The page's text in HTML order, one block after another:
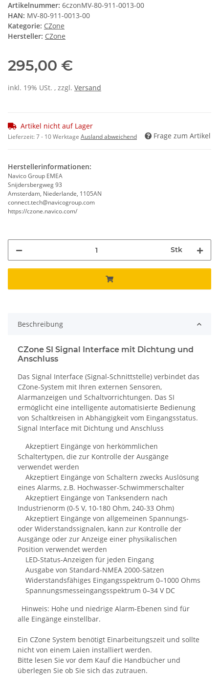
Artikelnummer: 6czonMV-80-911-0013-00
HAN: MV-80-911-0013-00
Kategorie: CZone
Hersteller: CZone
295,00 €
inkl. 19% USt. , zzgl. Versand
Artikel nicht auf Lager
Lieferzeit:7 - 10 Werktage Ausland abweichend Frage zum Artikel
Herstellerinformationen:
Navico Group EMEA
Snijdersbergweg 93
Amsterdam, Niederlande, 1105AN
connect.tech@navicogroup.com
https://czone.navico.com/
Stk
Beschreibung
CZone SI Signal Interface mit Dichtung und
Anschluss
Das Signal Interface (Signal-Schnittstelle) verbindet das
CZone-System mit Ihren externen Sensoren,
Alarmanzeigen und Schaltvorrichtungen. Das SI
ermöglicht eine intelligente automatisierte Bedienung
von Schaltkreisen in Abhängigkeit vom Eingangsstatus.
Signal Interface mit Dichtung und Anschluss
Akzeptiert Eingänge von herkömmlichen
Schaltertypen, die zur Kontrolle der Ausgänge
verwendet werden
Akzeptiert Eingänge von Schaltern zwecks Auslösung
eines Alarms, z.B. Hochwasser-Schwimmerschalter
Akzeptiert Eingänge von Tanksendern nach
Industrienorm (0-5 V, 10-180 Ohm, 240-33 Ohm)
Akzeptiert Eingänge von allgemeinen Spannungs-
oder Widerstandssignalen, kann zur Kontrolle der
Ausgänge oder zur Anzeige einer physikalischen
Position verwendet werden
LED-Status-Anzeigen für jeden Eingang
Ausgabe von Standard-NMEA 2000-Sätzen
Widerstandsfähiges Eingangsspektrum 0–1000 Ohms
Spannungsmesseingangsspektrum 0–34 V DC
Hinweis: Hohe und niedrige Alarm-Ebenen sind für
alle Eingänge einstellbar.
Ein CZone System benötigt Einarbeitungszeit und sollte
nicht von einem Laien installiert werden.
Bitte lesen Sie vor dem Kauf die Handbücher und
überlegen Sie ob Sie sich das zutrauen.